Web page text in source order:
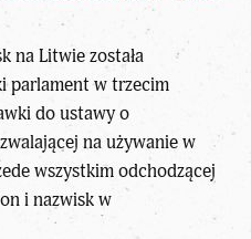
na Litwie została
parlament w trzecim
do ustawy o
na używanie w
wszystkim odchodzącej
i nazwisk w